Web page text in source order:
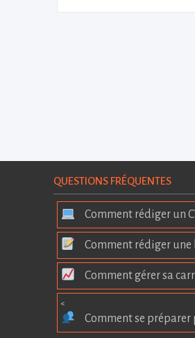
QUESTIONS FRÉQUENTES
Comment rédiger un
Comment rédiger
Comment gérer sa
<
Comment se